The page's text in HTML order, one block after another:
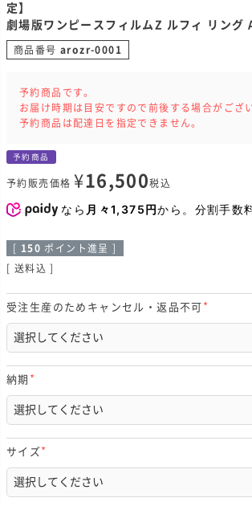
定】
劇場版ワンピースフィルムZ ルフィ リング
商品番号 arozr-0001
予約商品です。
お届け時期は目安ですので前後する場合がござ
予約商品は配達日を指定できません。
予約商品
予約販売価格 ¥16,500税込
なら 月々1,375円から。分割手数
[ 150 ポイント進呈 ]
送料込
受注生産のためキャンセル・返品不可
)
納期
必
須
)
サイズ
須
)